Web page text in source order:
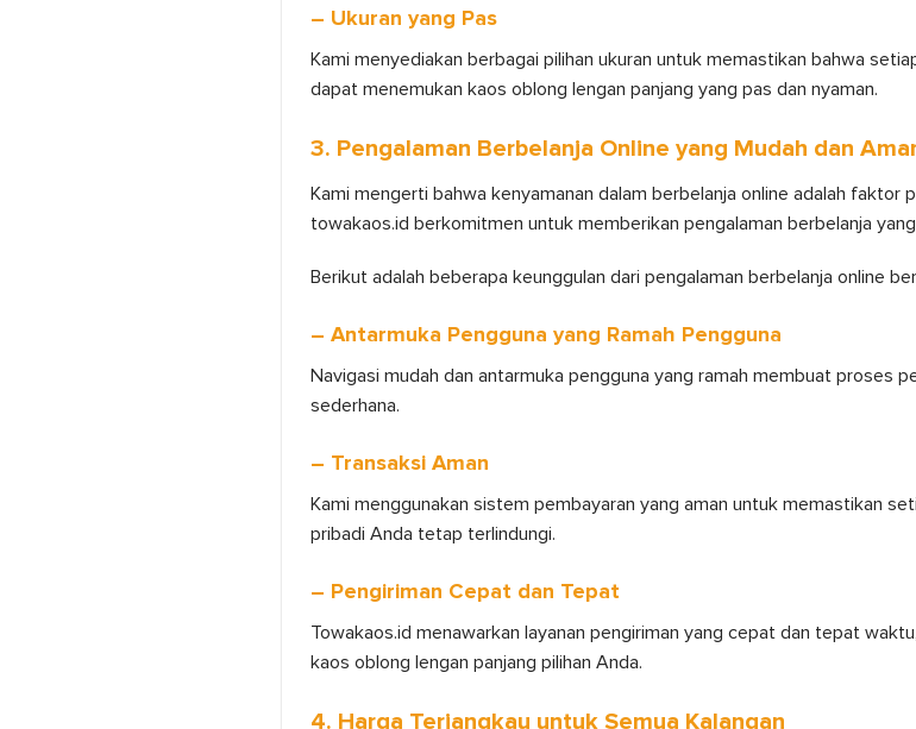
– Ukuran yang Pas
Kami menyediakan berbagai pilihan ukuran untuk memastikan bahwa
dapat menemukan kaos oblong lengan panjang yang pas dan nyaman.
3. Pengalaman Berbelanja Online yang Mudah dan
Kami mengerti bahwa kenyamanan dalam berbelanja online adalah faktor
towakaos.id berkomitmen untuk memberikan pengalaman berbelanja
Berikut adalah beberapa keunggulan dari pengalaman berbelanja online
– Antarmuka Pengguna yang Ramah Pengguna
Navigasi mudah dan antarmuka pengguna yang ramah membuat proses
sederhana.
– Transaksi Aman
Kami menggunakan sistem pembayaran yang aman untuk memastikan
pribadi Anda tetap terlindungi.
– Pengiriman Cepat dan Tepat
Towakaos.id menawarkan layanan pengiriman yang cepat dan tepat
kaos oblong lengan panjang pilihan Anda.
4. Harga Terjangkau untuk Semua Kalangan